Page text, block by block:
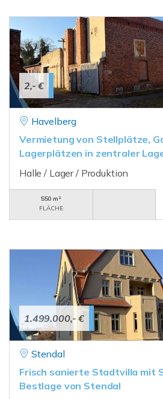
2,- €
Havelberg
Vermietung von Stellplätze,
Lagerplätzen in zentraler
Halle / Lager / Produktion
550 m²
FLÄCHE
1.499.000,- €
Stendal
Frisch sanierte Stadtvilla mit
Bestlage von Stendal